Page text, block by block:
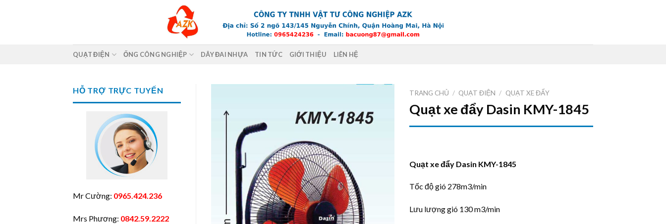
QUẠT ĐIỆN ỐNG CÔNG NGHIỆP DÂY ĐAI NHỰA TIN TỨC GIỚI THIỆU LIÊN HỆ
HỖ TRỢ TRỰC TUYẾN
Mr Cường: 0965.424.236
Mrs Phương: 0842.59.2222
TRANG CHỦ / QUẠT ĐIỆN / QUẠT XE ĐẨY
Quạt xe đẩy Dasin KMY-1845
Quạt xe đẩy Dasin KMY-1845
Tốc độ gió 278m3/min
Lưu lượng gió 130 m3/min